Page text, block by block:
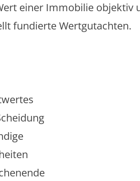
einer Immobilie objektiv
fundierte Wertgutachten.